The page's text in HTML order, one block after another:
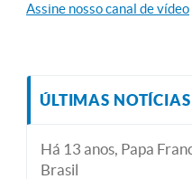
Assine nosso canal de vídeo
ÚLTIMAS NOTÍCIAS
Há 13 anos, Papa
Brasil